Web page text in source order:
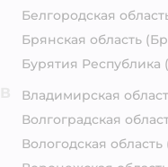
Белгородская
Брянская область
Бурятия Республика
Владимирская
Волгоградская
Вологодская область